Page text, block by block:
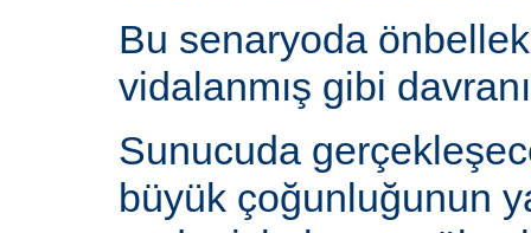
Bu senaryoda
vidalanmış gibi
Sunucuda
büyük çoğunluğunun